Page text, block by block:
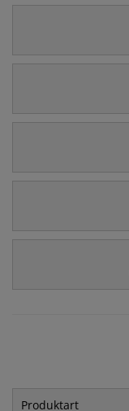
Produktart